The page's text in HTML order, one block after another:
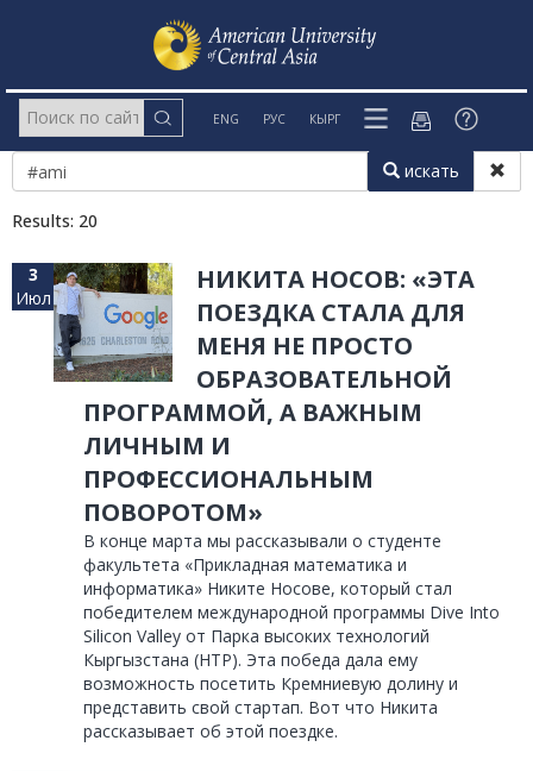
ENG РУС КЫРГ
искать
Results: 20
3
Июл
НИКИТА НОСОВ: «ЭТА
ПОЕЗДКА СТАЛА ДЛЯ
МЕНЯ НЕ ПРОСТО
ОБРАЗОВАТЕЛЬНОЙ
ПРОГРАММОЙ, А ВАЖНЫМ
ЛИЧНЫМ И
ПРОФЕССИОНАЛЬНЫМ
ПОВОРОТОМ»
В конце марта мы рассказывали о студенте
факультета «Прикладная математика и
информатика» Никите Носове, который стал
победителем международной программы Dive Into
Silicon Valley от Парка высоких технологий
Кыргызстана (HTP). Эта победа дала ему
возможность посетить Кремниевую долину и
представить свой стартап. Вот что Никита
рассказывает об этой поездке.